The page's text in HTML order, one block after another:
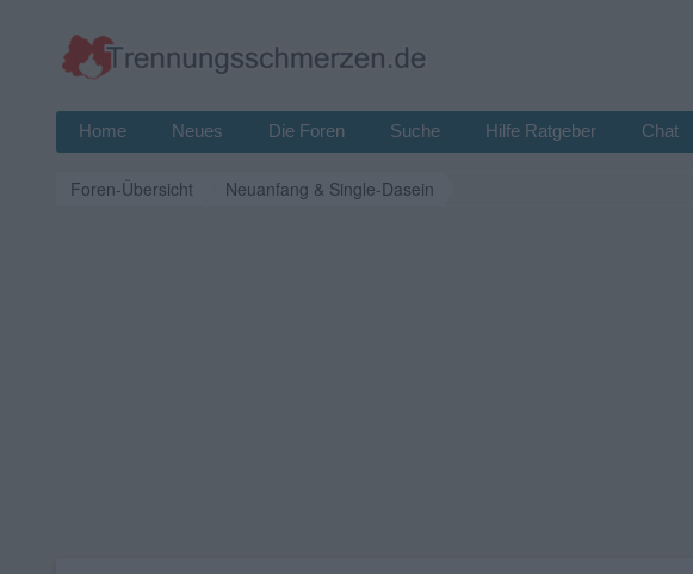
Home Neues Die Foren Suche Hilfe Ratgeber Chat
Foren-Übersicht Neuanfang & Single-Dasein